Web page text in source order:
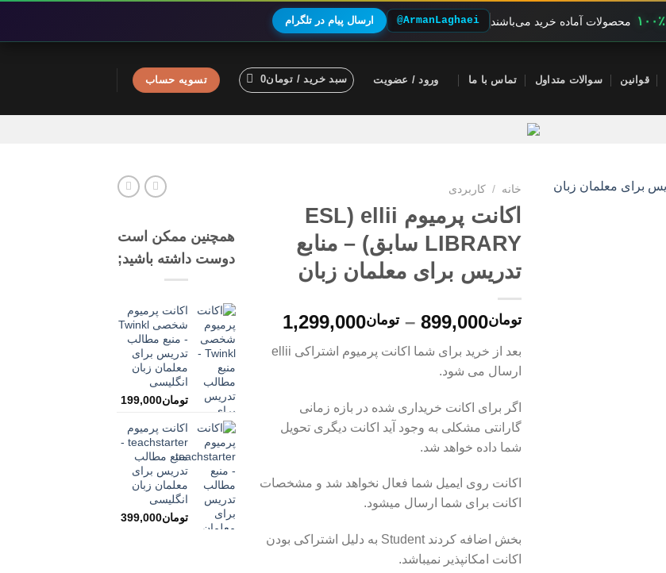
۱۰۰٪ محصولات آماده خرید می‌باشند @ArmanLaghaei ارسال پیام در تلگرام
قوانین سوالات متداول تماس با ما ورود / عضویت سبد خرید / تومان0 تسویه حساب
خانه / کاربردی
اکانت پرمیوم ellii (ESL
LIBRARY سابق) – منابع
تدریس برای معلمان زبان
تومان899,000
– تومان1,299,000 محدوده
قیمت:
تومان899,000
بعد از خرید برای شما اکانت پرمیوم اشتراکی ellii
ارسال می شود.
اگر برای اکانت خریداری شده در بازه زمانی
گارانتی مشکلی به وجود آید اکانت دیگری تحویل
شما داده خواهد شد.
اکانت روی ایمیل شما فعال نخواهد شد و مشخصات
اکانت برای شما ارسال میشود.
بخش اضافه کردند Student به دلیل اشتراکی بودن
اکانت امکانپذیر نمیباشد.
همچنین ممکن است
دوست داشته باشید;
اکانت پرمیوم
شخصی Twinkl
- منبع مطالب
تدریس برای
معلمان زبان
انگلیسی
تومان199,000
اکانت پرمیوم
teachstarter -
منبع مطالب
تدریس برای
معلمان زبان
انگلیسی
تومان399,000